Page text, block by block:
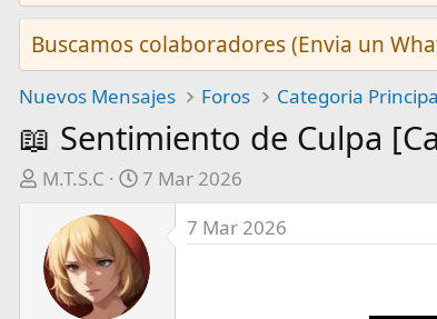
Buscamos colaboradores (Envia un
Nuevos Mensajes Foros Categoria
📖 Sentimiento de Culpa
A
o
r
M.T.S.C
F
h
a
d
7 Mar 2026
7 Mar 2026